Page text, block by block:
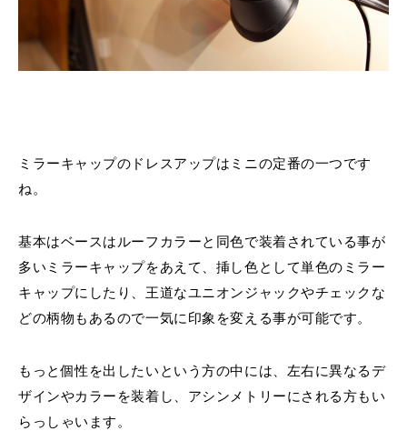
ミラーキャップのドレスアップはミニの定番の一つです
ね。
基本はベースはルーフカラーと同色で装着されている事が
多いミラーキャップをあえて、挿し色として単色のミラー
キャップにしたり、王道なユニオンジャックやチェックな
どの柄物もあるので一気に印象を変える事が可能です。
もっと個性を出したいという方の中には、左右に異なるデ
ザインやカラーを装着し、アシンメトリーにされる方もい
らっしゃいます。